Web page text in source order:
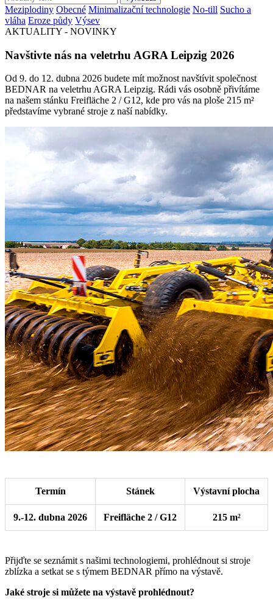
Meziplodiny Obecné Minimalizační technologie No-till Sucho a
vláha Eroze půdy Výsev
AKTUALITY - NOVINKY
Navštivte nás na veletrhu AGRA Leipzig 2026
Od 9. do 12. dubna 2026 budete mít možnost navštívit společnost
BEDNAR na veletrhu AGRA Leipzig. Rádi vás osobně přivítáme
na našem stánku Freifläche 2 / G12, kde pro vás na ploše 215 m²
představíme vybrané stroje z naší nabídky.
Termín Stánek Výstavní plocha
9.-12. dubna 2026 Freifläche 2 / G12 215 m²
Přijďte se seznámit s našimi technologiemi, prohlédnout si stroje
zblízka a setkat se s týmem BEDNAR přímo na výstavě.
Jaké stroje si můžete na výstavě prohlédnout?